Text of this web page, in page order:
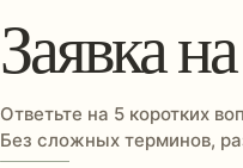
Заявка
Ответьте на 5 коротких
Без сложных терминов,